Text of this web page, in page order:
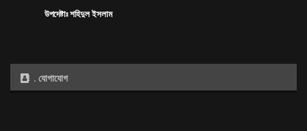
উপদেষ্টাঃ শহিদুল ইসলাম
. যোগাযোগ